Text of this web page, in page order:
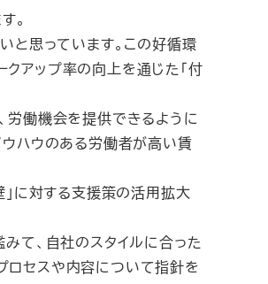
。
と思っています。この好循環
アップ率の向上を通じた「付
労働機会を提供できるように
ウハウのある労働者が高い賃
に対する支援策の活用拡大
て、自社のスタイルに合った
ロセスや内容について指針を